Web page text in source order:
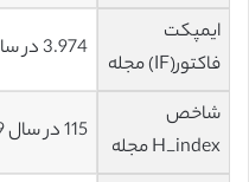
ایمپکت
فاکتور(IF) مجله
3.974 در سال 2018
شاخص
H_index مجله
115 در سال 2019